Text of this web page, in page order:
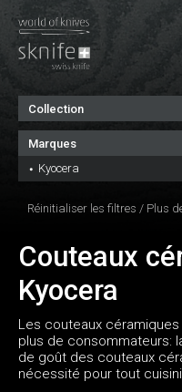
Collection
Marques
Kyocera
Réinitialiser les filtres / Plus
Couteaux
Kyocera
Les couteaux
plus de consommateurs:
de goût des couteaux
nécessité pour tout